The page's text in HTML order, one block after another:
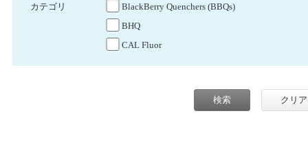
カテゴリ
BlackBerry Quenchers (BBQs)
BHQ
CAL Fluor